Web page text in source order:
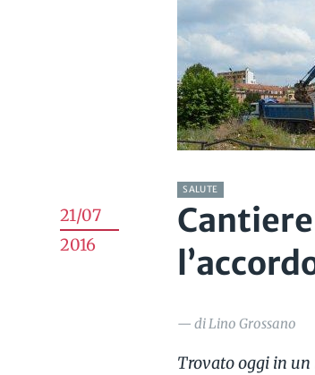
21/07
2016
SALUTE
— di Lino Grossano
Trovato oggi in